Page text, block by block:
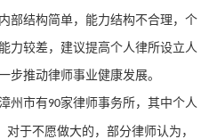
部结构简单，能力结构不合理， 个
力较差，建议提高个人律所设立人
步推动律师事业健康发展。
州市有90家律师事务所，其中个人
对于不愿做大的 ， 部分律师认为，